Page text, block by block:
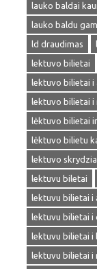
lauko baldai
lauko baldu
ld draudimas
lektuvo bilietai
lektuvo bilietai i
lektuvo bilietai i
lėktuvo bilietai
lėktuvo bilietu
lektuvo
lektuvu biletai
lektuvu bilietai i
lektuvu bilietai i
lektuvu bilietai i
lektuvu bilietai i